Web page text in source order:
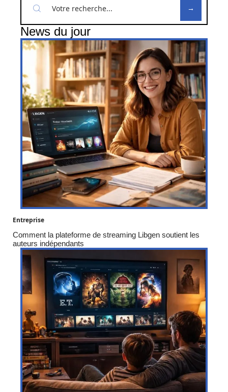
News du jour
Entreprise
Comment la plateforme de streaming Libgen soutient les
auteurs indépendants